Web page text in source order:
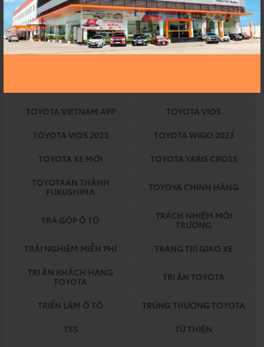
TOYOTA SAFETY SENSE
TOYOTA SỰ KIỆN
TOYOTA TAF
TOYOTA TUYỂN DỤNG
TOYOTA VIETNAM APP
TOYOTA VIOS
TOYOTA VIOS 2023
TOYOTA WIGO 2023
TOYOTA XE MỚI
TOYOTA YARIS CROSS
TOYOTAAN THÀNH
FUKUSHIMA
TOYOYA CHÍNH HÃNG
TRẢ GÓP Ô TÔ
TRÁCH NHIỆM MÔI
TRƯỜNG
TRẢI NGHIỆM MIỄN PHÍ
TRANG TRÍ GIAO XE
TRI ÂN KHÁCH HÀNG
TOYOTA
TRI ÂN TOYOTA
TRIỂN LÃM Ô TÔ
TRÚNG THƯỞNG TOYOTA
TSS
TỪ THIỆN